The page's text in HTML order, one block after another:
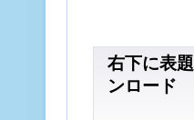
右下に表
ンロード